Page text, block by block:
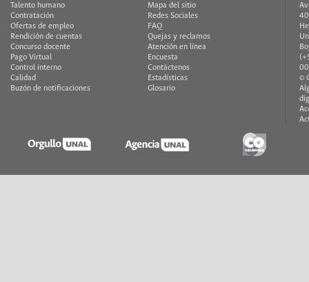
Talento humano
Contratación
Ofertas de empleo
Rendición de cuentas
Concurso docente
Pago Virtual
Control interno
Calidad
Buzón de notificaciones
Mapa del sitio
Redes Sociales
FAQ
Quejas y reclamos
Atención en línea
Encuesta
Contáctenos
Estadísticas
Glosario
©